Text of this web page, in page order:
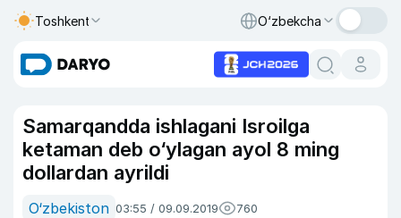
Toshkent O‘zbekcha
Samarqandda ishlagani Isroilga
ketaman deb o‘ylagan ayol 8 ming
dollardan ayrildi
O‘zbekiston 03:55 / 09.09.2019 760